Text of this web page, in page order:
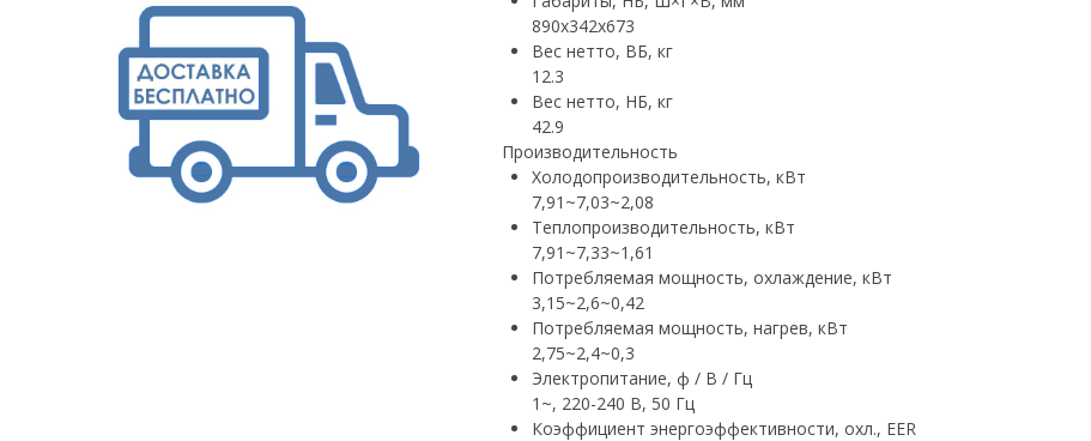
890x342x673
Вес нетто, ВБ, кг
12.3
Вес нетто, НБ, кг
42.9
Производительность
Холодопроизводительность, кВт
7,91~7,03~2,08
Теплопроизводительность, кВт
7,91~7,33~1,61
Потребляемая мощность, охлаждение, кВт
3,15~2,6~0,42
Потребляемая мощность, нагрев, кВт
2,75~2,4~0,3
Электропитание, ф / В / Гц
1~, 220-240 В, 50 Гц
Коэффициент энергоэффективности, охл., EER